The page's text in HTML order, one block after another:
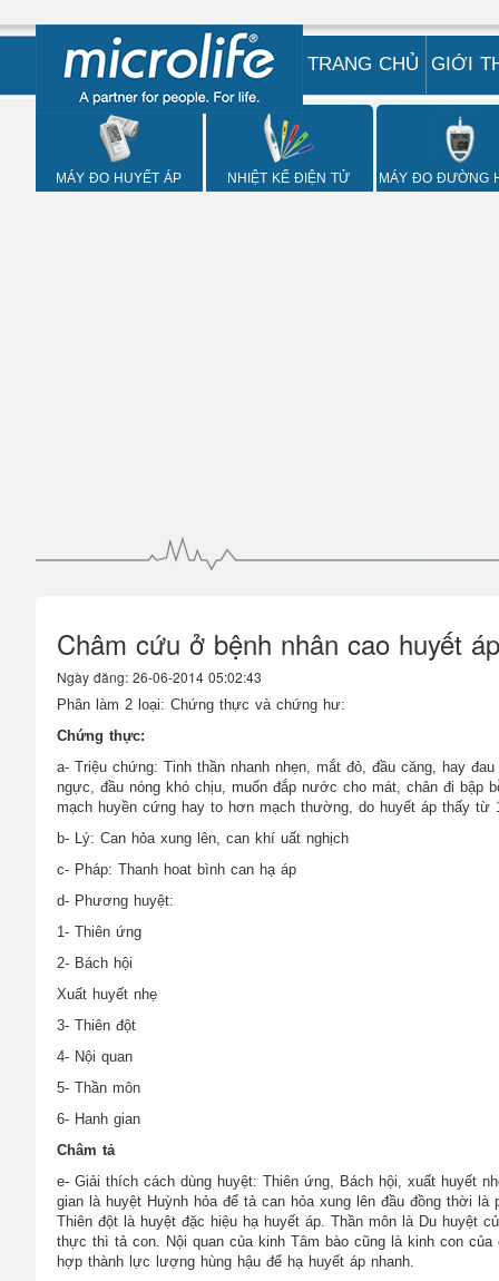
TRANG CHỦ GIỚI
MÁY ĐO HUYẾT ÁP NHIỆT KẾ ĐIỆN TỬ MÁY ĐO ĐƯỜNG
Châm cứu ở bệnh nhân cao huyết
Ngày đăng: 26-06-2014 05:02:43
Phân làm 2 loại: Chứng thực và chứng hư:
Chứng thực:
a- Triệu chứng: Tinh thần nhanh nhẹn, mắt đỏ, đầu căng, hay
ngực, đầu nóng khó chịu, muốn đắp nước cho mát, chân đi bập
mạch huyền cứng hay to hơn mạch thường, do huyết áp thấy từ
b- Lý: Can hỏa xung lên, can khí uất nghịch
c- Pháp: Thanh hoat bình can hạ áp
d- Phương huyệt:
1- Thiên ứng
2- Bách hội
Xuất huyết nhẹ
3- Thiên đột
4- Nội quan
5- Thần môn
6- Hanh gian
Châm tả
e- Giải thích cách dùng huyệt: Thiên ứng, Bách hội, xuất huyết
gian là huyệt Huỳnh hỏa để tả can hỏa xung lên đầu đồng thời
Thiên đột là huyệt đặc hiệu hạ huyết áp. Thần môn là Du huyệt
thực thì tả con. Nội quan của kinh Tâm bào cũng là kinh con
hợp thành lực lượng hùng hậu để hạ huyết áp nhanh.